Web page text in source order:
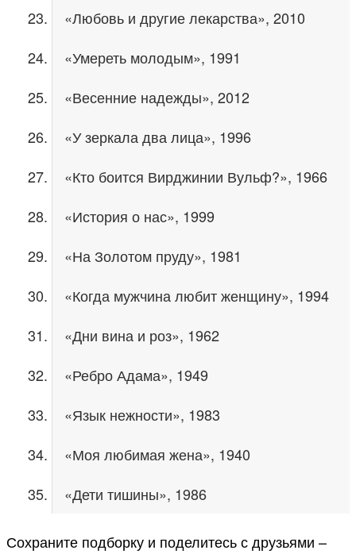
«Любовь и другие лекарства», 2010
«Умереть молодым», 1991
«Весенние надежды», 2012
«У зеркала два лица», 1996
«Кто боится Вирджинии Вульф?», 1966
«История о нас», 1999
«На Золотом пруду», 1981
«Когда мужчина любит женщину», 1994
«Дни вина и роз», 1962
«Ребро Адама», 1949
«Язык нежности», 1983
«Моя любимая жена», 1940
«Дети тишины», 1986
Сохраните подборку и поделитесь с друзьями –